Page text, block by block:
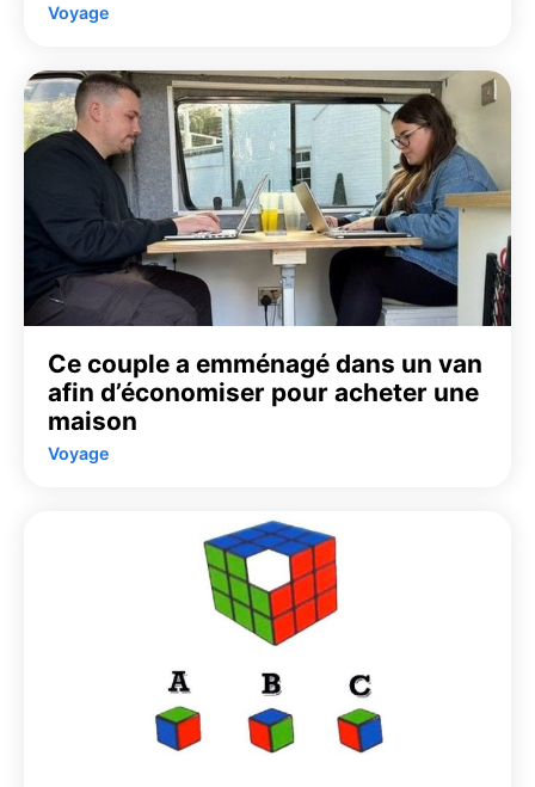
Voyage
Ce couple a emménagé dans un van
afin d’économiser pour acheter une
maison
Voyage